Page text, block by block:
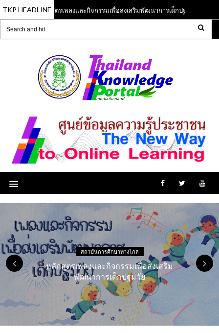
TKP HEADLINE
2023 หลักสูตรเพลงและกิจกรรมเพื่อส่งเสริมพัฒนาการเด็กปฐมวัย
สถาบันการศึกษาทางไกล
หลักสูตรเพลงและกิจกรรมเพื่อส่งเสริม
พัฒนาการเด็กปฐมวัย